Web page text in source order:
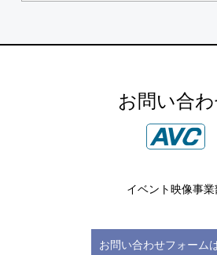
お問い合
イベント映像事業
お問い合わせフォーム